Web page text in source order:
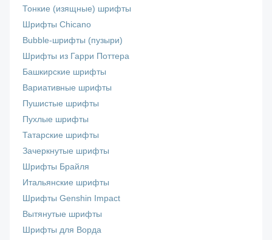
Тонкие (изящные) шрифты
Шрифты Chicano
Bubble-шрифты (пузыри)
Шрифты из Гарри Поттера
Башкирские шрифты
Вариативные шрифты
Пушистые шрифты
Пухлые шрифты
Татарские шрифты
Зачеркнутые шрифты
Шрифты Брайля
Итальянские шрифты
Шрифты Genshin Impact
Вытянутые шрифты
Шрифты для Ворда